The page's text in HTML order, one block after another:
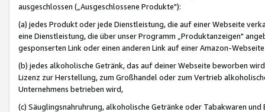
ausgeschlossen („Ausgeschlossene Produkte"):
(a) jedes Produkt oder jede Dienstleistung, die auf einer Webseite
eine Dienstleistung, die über unser Programm „Produktanzeigen"
gesponserten Link oder einen anderen Link auf einer Amazon-
(b) jedes alkoholische Getränk, das auf deiner Webseite beworben
Lizenz zur Herstellung, zum Großhandel oder zum Vertrieb
Unternehmens betrieben wird,
(c) Säuglingsnahruhrung, alkoholische Getränke oder Tabakwaren